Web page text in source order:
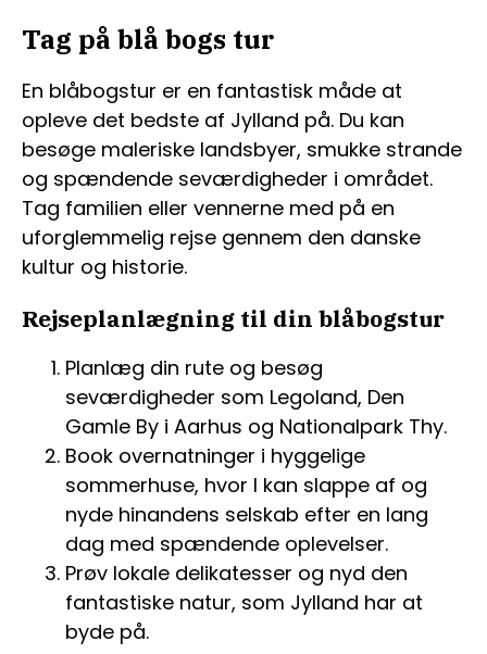
Tag på blå bogs tur
En blåbogstur er en fantastisk måde at
opleve det bedste af Jylland på. Du kan
besøge maleriske landsbyer, smukke strande
og spændende seværdigheder i området.
Tag familien eller vennerne med på en
uforglemmelig rejse gennem den danske
kultur og historie.
Rejseplanlægning til din blåbogstur
Planlæg din rute og besøg
seværdigheder som Legoland, Den
Gamle By i Aarhus og Nationalpark Thy.
Book overnatninger i hyggelige
sommerhuse, hvor I kan slappe af og
nyde hinandens selskab efter en lang
dag med spændende oplevelser.
Prøv lokale delikatesser og nyd den
fantastiske natur, som Jylland har at
byde på.